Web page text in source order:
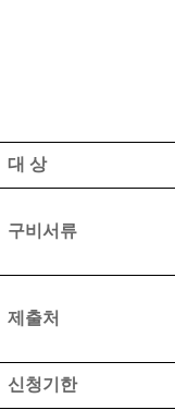
대 상
구비서류
제출처
신청기한